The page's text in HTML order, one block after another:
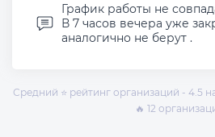
График работы не
В 7 часов вечера уже
аналогично не берут .
Средний ⭐ рейтинг организаций - 4.5
🔥 12